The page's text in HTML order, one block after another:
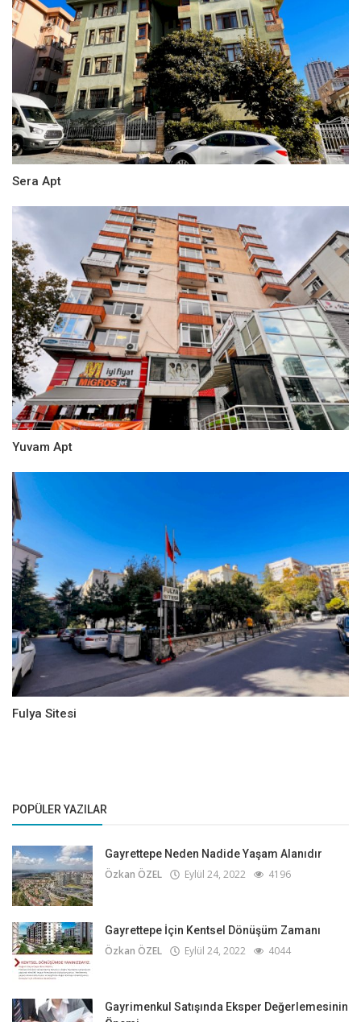
Sera Apt
Yuvam Apt
Fulya Sitesi
POPÜLER YAZILAR
Gayrettepe Neden Nadide Yaşam Alanıdır
Özkan ÖZEL Eylül 24, 2022 4196
Gayrettepe İçin Kentsel Dönüşüm Zamanı
Özkan ÖZEL Eylül 24, 2022 4044
Gayrimenkul Satışında Eksper Değerlemesinin